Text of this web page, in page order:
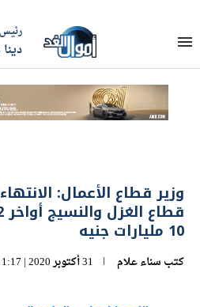
وزير قطاع الأعمال:
10 مليارات جنيه
كتب سناء علام 31 أكتوبر 2020 | 1:17 م